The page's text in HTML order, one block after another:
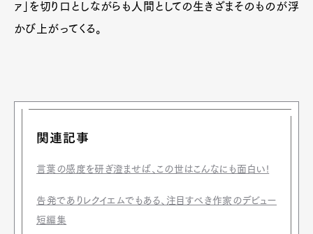
ァ」を切り口としながらも人間としての生きざまそのものが浮
かび上がってくる。
関連記事
言葉の感度を研ぎ澄ませば、この世はこんなにも面白い!
告発でありレクイエムでもある、注目すべき作家のデビュー
短編集